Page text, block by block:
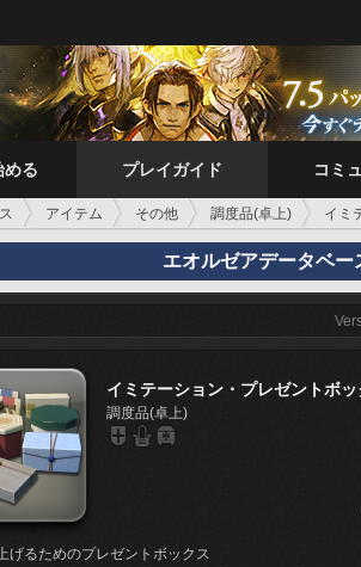
める プレイガイド コミ
アイテム その他 調度品(卓上) イミ
エオルゼアデータベー
イミテーション・プレゼントボッ
調度品(卓上)
げるためのプレゼントボックス